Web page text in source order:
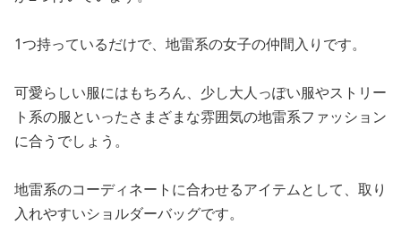
1つ持っているだけで、地雷系の女子の仲間入りです。
可愛らしい服にはもちろん、少し大人っぽい服やストリー
ト系の服といったさまざまな雰囲気の地雷系ファッション
に合うでしょう。
地雷系のコーディネートに合わせるアイテムとして、取り
入れやすいショルダーバッグです。